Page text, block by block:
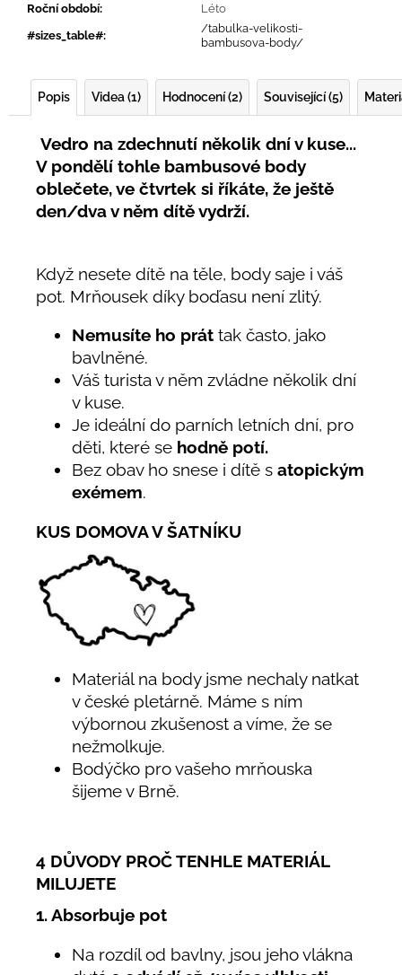
Roční období:
Léto
#sizes_table#:
/tabulka-velikosti-
bambusova-body/
Popis Videa (1) Hodnocení (2) Související (5)
Vedro na zdechnutí několik dní v kuse...
V pondělí tohle bambusové body
oblečete, ve čtvrtek si říkáte, že ještě
den/dva v něm dítě vydrží.
Když nesete dítě na těle, body saje i váš
pot. Mrňousek díky boďasu není zlitý.
Nemusíte ho prát tak často, jako
bavlněné.
Váš turista v něm zvládne několik dní
v kuse.
Je ideální do parních letních dní, pro
děti, které se hodně potí.
Bez obav ho snese i dítě s atopickým
exémem.
KUS DOMOVA V ŠATNÍKU
Materiál na body jsme nechaly natkat
v české pletárně. Máme s ním
výbornou zkušenost a víme, že se
nežmolkuje.
Bodýčko pro vašeho mrňouska
šijeme v Brně.
4 DŮVODY PROČ TENHLE MATERIÁL
MILUJETE
1. Absorbuje pot
Na rozdíl od bavlny, jsou jeho vlákna